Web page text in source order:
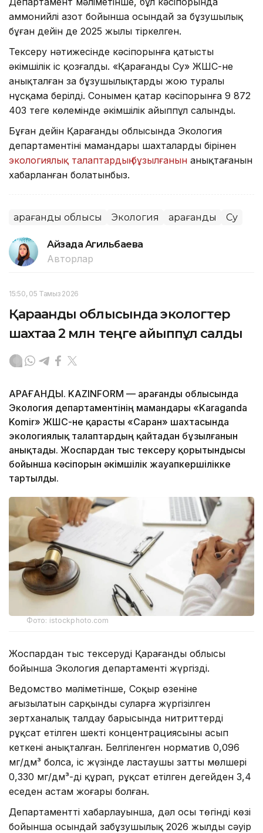
аммонийлі азот бойынша осындай заң бұзушылық
бұған дейін де 2025 жылы тіркелген.
Тексеру нәтижесінде кәсіпорынға қатысты
әкімшілік іс қозғалды. «Қарағанды Су» ЖШС-не
анықталған заң бұзушылықтарды жою туралы
нұсқама берілді. Сонымен қатар кәсіпорынға 9 872
403 теңге көлемінде әкімшілік айыппұл салынды.
Бұған дейін Қарағанды облысында Экология
департаментінің мамандары шахталардың бірінен
экологиялық талаптардың бұзылғанын анықтағанын
хабарланған болатынбыз.
Қарағанды облысы Экология Қарағанды Су
Айзада Агильбаева
Авторлар
15:50, 05 Тамыз 2026
Қарағанды облысында экологтер
шахтаға 2 млн теңге айыппұл салды
ҚАРАҒАНДЫ. KAZINFORM — Қарағанды облысында
Экология департаментінің мамандары «Karaganda
Komir» ЖШС-не қарасты «Саран» шахтасында
экологиялық талаптардың қайтадан бұзылғанын
анықтады. Жоспардан тыс тексеру қорытындысы
бойынша кәсіпорын әкімшілік жауапкершілікке
тартылды.
Фото: istockphoto.com
Жоспардан тыс тексеруді Қарағанды облысы
бойынша Экология департаменті жүргізді.
Ведомство мәліметінше, Соқыр өзеніне
ағызылатын сарқынды суларға жүргізілген
зертханалық талдау барысында нитриттердің
рұқсат етілген шекті концентрациясының асып
кеткені анықталған. Белгіленген норматив 0,096
мг/дм³ болса, іс жүзінде ластаушы заттың мөлшері
0,330 мг/дм³-ді құрап, рұқсат етілген деңгейден 3,4
еседен астам жоғары болған.
Департаменттің хабарлауынша, дәл осы төгінді көзі
бойынша осындай заңбұзушылық 2026 жылдың сәуір